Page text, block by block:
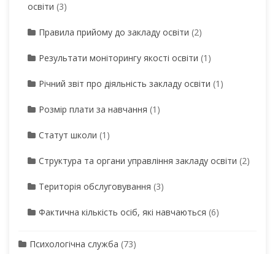
освіти (3)
Правила прийому до закладу освіти (2)
Результати моніторингу якості освіти (1)
Річний звіт про діяльність закладу освіти (1)
Розмір плати за навчання (1)
Статут школи (1)
Структура та органи управління закладу освіти (2)
Територія обслуговування (3)
Фактична кількість осіб, які навчаються (6)
Психологічна служба (73)